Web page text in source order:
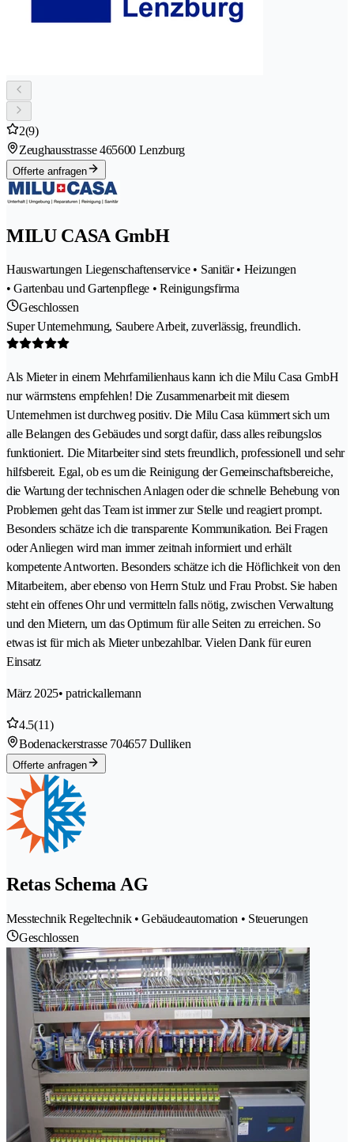
2(9)
Zeughausstrasse 465600 Lenzburg
Offerte anfragen
MILU CASA GmbH
Hauswartungen Liegenschaftenservice • Sanitär • Heizungen
• Gartenbau und Gartenpflege • Reinigungsfirma
Geschlossen
Super Unternehmung, Saubere Arbeit, zuverlässig, freundlich.
Als Mieter in einem Mehrfamilienhaus kann ich die Milu Casa GmbH
nur wärmstens empfehlen! Die Zusammenarbeit mit diesem
Unternehmen ist durchweg positiv. Die Milu Casa kümmert sich um
alle Belangen des Gebäudes und sorgt dafür, dass alles reibungslos
funktioniert. Die Mitarbeiter sind stets freundlich, professionell und sehr
hilfsbereit. Egal, ob es um die Reinigung der Gemeinschaftsbereiche,
die Wartung der technischen Anlagen oder die schnelle Behebung von
Problemen geht das Team ist immer zur Stelle und reagiert prompt.
Besonders schätze ich die transparente Kommunikation. Bei Fragen
oder Anliegen wird man immer zeitnah informiert und erhält
kompetente Antworten. Besonders schätze ich die Höflichkeit von den
Mitarbeitern, aber ebenso von Herrn Stulz und Frau Probst. Sie haben
steht ein offenes Ohr und vermitteln falls nötig, zwischen Verwaltung
und den Mietern, um das Optimum für alle Seiten zu erreichen. So
etwas ist für mich als Mieter unbezahlbar. Vielen Dank für euren
Einsatz
März 2025• patrickallemann
4.5(11)
Bodenackerstrasse 704657 Dulliken
Offerte anfragen
Retas Schema AG
Messtechnik Regeltechnik • Gebäudeautomation • Steuerungen
Geschlossen